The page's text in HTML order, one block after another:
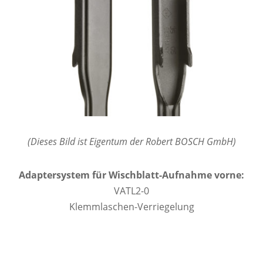
(Dieses Bild ist Eigentum der Robert BOSCH GmbH)
Adaptersystem für Wischblatt-Aufnahme vorne:
VATL2-0
Klemmlaschen-Verriegelung